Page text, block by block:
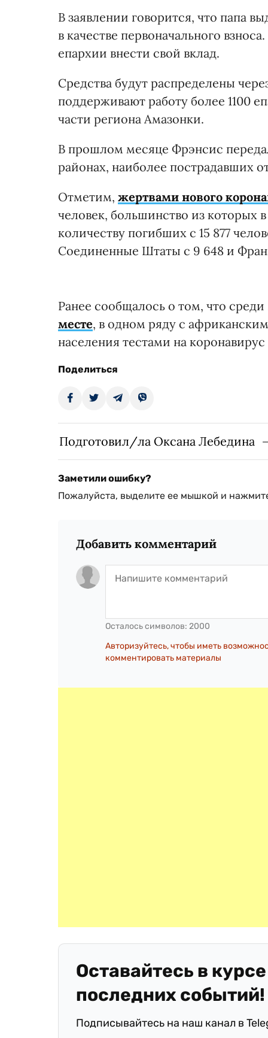
В заявлении говорится, что папа
в качестве первоначального
епархии внести свой вклад.
Средства будут распределены
поддерживают работу более 1100
части региона Амазонки.
В прошлом месяце Фрэнсис
районах, наиболее пострадавших
Отметим, жертвами нового
человек, большинство из которых
количеству погибших с 15 877
Соединенные Штаты с 9 648 и
Ранее сообщалось о том, что
месте, в одном ряду с
населения тестами на коронавирус
Поделиться
Подготовил/ла Оксана Лебедина
Заметили ошибку?
Пожалуйста, выделите ее мышкой и
Добавить комментарий
Осталось символов: 2000
Авторизуйтесь, чтобы иметь
комментировать материалы
Оставайтесь в курсе
последних событий!
Подписывайтесь на наш канал в